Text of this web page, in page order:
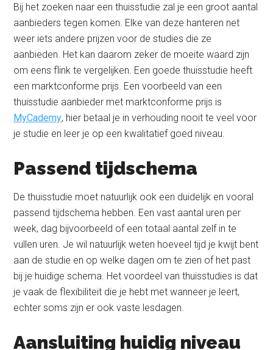
Bij het zoeken naar een thuisstudie zal je een groot aantal
aanbieders tegen komen. Elke van deze hanteren net
weer iets andere prijzen voor de studies die ze
aanbieden. Het kan daarom zeker de moeite waard zijn
om eens flink te vergelijken. Een goede thuisstudie heeft
een marktconforme prijs. Een voorbeeld van een
thuisstudie aanbieder met marktconforme prijs is
MyCademy, hier betaal je in verhouding nooit te veel voor
je studie en leer je op een kwalitatief goed niveau.
Passend tijdschema
De thuisstudie moet natuurlijk ook een duidelijk en vooral
passend tijdschema hebben. Een vast aantal uren per
week, dag bijvoorbeeld of een totaal aantal zelf in te
vullen uren. Je wil natuurlijk weten hoeveel tijd je kwijt bent
aan de studie en op welke dagen om te zien of het past
bij je huidige schema. Het voordeel van thuisstudies is dat
je vaak de flexibiliteit die je hebt met wanneer je leert,
echter soms zijn er ook vaste lesdagen.
Aansluiting huidig niveau